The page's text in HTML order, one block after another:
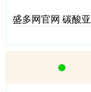
盛多网官网 碳酸